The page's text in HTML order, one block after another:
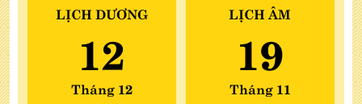
LỊCH DƯƠNG
12
Tháng 12
LỊCH ÂM
19
Tháng 11